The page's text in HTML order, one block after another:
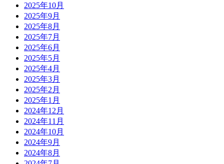
2025年10月
2025年9月
2025年8月
2025年7月
2025年6月
2025年5月
2025年4月
2025年3月
2025年2月
2025年1月
2024年12月
2024年11月
2024年10月
2024年9月
2024年8月